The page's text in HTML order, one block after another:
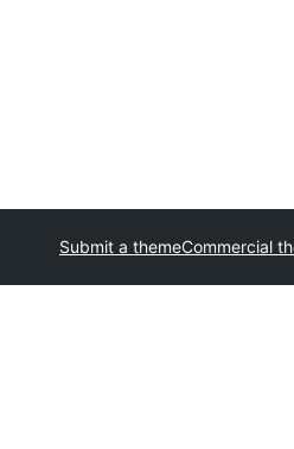
Submit a themeCommercial